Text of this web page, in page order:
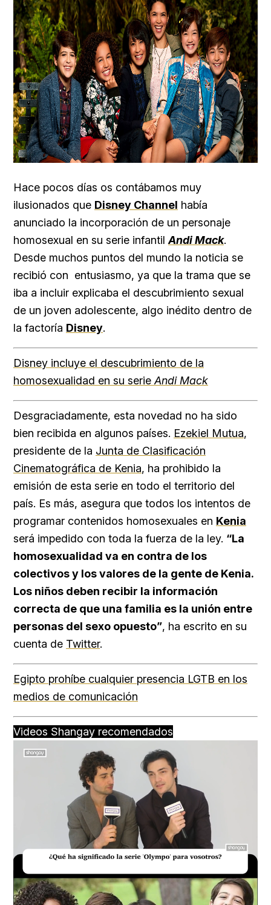
Hace pocos días os contábamos muy
ilusionados que Disney Channel había
anunciado la incorporación de un personaje
homosexual en su serie infantil Andi Mack.
Desde muchos puntos del mundo la noticia se
recibió con entusiasmo, ya que la trama que se
iba a incluir explicaba el descubrimiento sexual
de un joven adolescente, algo inédito dentro de
la factoría Disney.
Disney incluye el descubrimiento de la
homosexualidad en su serie Andi Mack
Desgraciadamente, esta novedad no ha sido
bien recibida en algunos países. Ezekiel Mutua,
presidente de la Junta de Clasificación
Cinematográfica de Kenia, ha prohibido la
emisión de esta serie en todo el territorio del
país. Es más, asegura que todos los intentos de
programar contenidos homosexuales en Kenia
será impedido con toda la fuerza de la ley. “La
homosexualidad va en contra de los
colectivos y los valores de la gente de Kenia.
Los niños deben recibir la información
correcta de que una familia es la unión entre
personas del sexo opuesto”, ha escrito en su
cuenta de Twitter.
Egipto prohíbe cualquier presencia LGTB en los
medios de comunicación
Videos Shangay recomendados
16.54%